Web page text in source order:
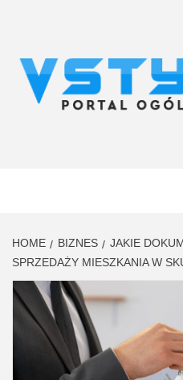
HOME BIZNES
JAKIE
SPRZEDAŻY MIESZKANIA W